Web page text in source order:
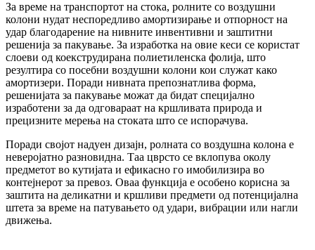
За време на транспортот на стока, ролните со воздушни
колони нудат неспоредливо амортизирање и отпорност на
удар благодарение на нивните инвентивни и заштитни
решенија за пакување. За изработка на овие кеси се користат
слоеви од коекструдирана полиетиленска фолија, што
резултира со посебни воздушни колони кои служат како
амортизери. Поради нивната препознатлива форма,
решенијата за пакување можат да бидат специјално
изработени за да одговараат на кршливата природа и
прецизните мерења на стоката што се испорачува.
Поради својот надуен дизајн, ролната со воздушна колона е
неверојатно разновидна. Таа цврсто се вклопува околу
предметот во кутијата и ефикасно го имобилизира во
контејнерот за превоз. Оваа функција е особено корисна за
заштита на деликатни и кршливи предмети од потенцијална
штета за време на патувањето од удари, вибрации или нагли
движења.